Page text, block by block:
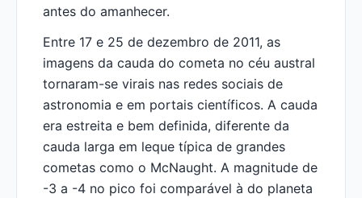
antes do amanhecer.
Entre 17 e 25 de dezembro de 2011, as
imagens da cauda do cometa no céu austral
tornaram-se virais nas redes sociais de
astronomia e em portais científicos. A cauda
era estreita e bem definida, diferente da
cauda larga em leque típica de grandes
cometas como o McNaught. A magnitude de
-3 a -4 no pico foi comparável à do planeta